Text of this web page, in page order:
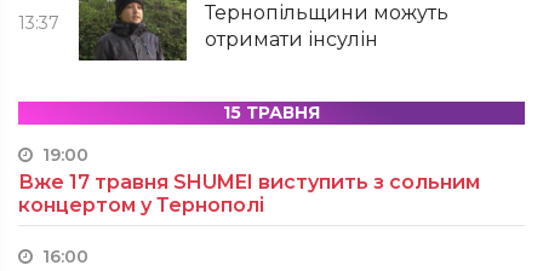
13:37
Тернопільщини можуть
отримати інсулін
15 ТРАВНЯ
19:00
Вже 17 травня SHUMEI виступить з сольним
концертом у Тернополі
16:00